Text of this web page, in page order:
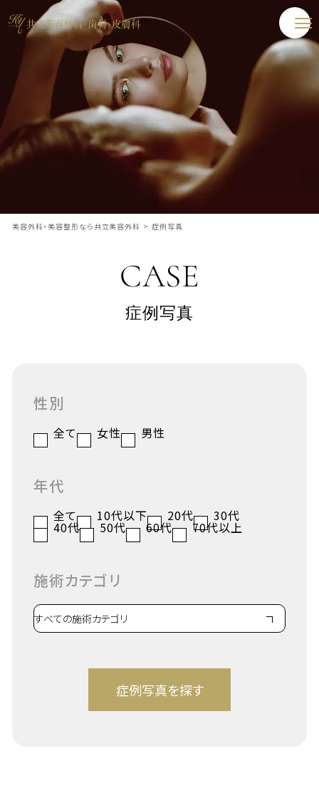
美容外科・美容整形なら共立美容外科 > 症例写真
CASE
症例写真
性別
全て 女性 男性
年代
全て 10代以下 20代 30代
40代 50代 60代 70代以上
施術カテゴリ